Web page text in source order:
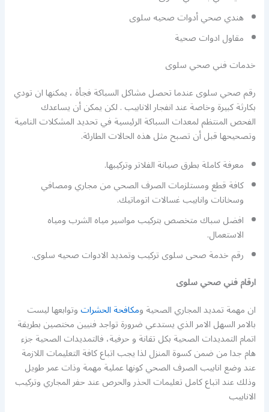
هندي صحي أدوات صحيه سلوى
مقاول ادوات صحية
خدمات فني صحي سلوى
رقم صحي سلوى عندما تحصل مشاكل السباكة فجأة ، يمكنها ان تودي
بكارثة كبيرة وخاصة عند انفجار الانابيب . لكن يمكن أن يساعدك
الفحص المنتظم لمعدات السباكة الرئيسية في تحديد المشكلات النامية
وتصحيحها قبل أن تصبح مثل هذه الحالات الطارئة.
معرفة كاملة بطرق صيانة الفلاتر وتركيبها.
كافة قطع ومستلزمات الصرف الصحي من مجاري ومصافي
وسخانات وانابيب غسالات اتوماتيك.
افضل سباك متخصص بتركيب مواسير مياه الشرب ومياه
الاستعمال.
رقم خدمة صحى سلوى تركيب وتمديد الادوات صحيه سلوى.
ارقام فني صحي سلوى
ان مهمة تمديد المجاري الصحية ومكافحة الحشراتوتوابعها ليست
بالامر السهل الامر الذي يستدعي ضرورة تواجد فنيين مختصين بطريقة
اتمام التمديدات الصحية بكل تقانة و حرفية، فالتمديدات الصحية جزء
هام جدا من ضمن كسوة المنزل لذا يجب اتباع كافة التعليمات اللازمة
عند وضع انابيب الصرف الصحي كونها عملية مهمة وذات عمر طويل
وذلك عند اتباع كامل تعليمات الحذر والحرص عند حفر المجاري وتركيب
الانابيب